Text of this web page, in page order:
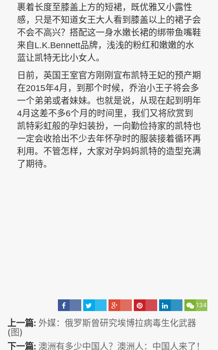
裹着长度至膝盖上方的短裙，既优雅又小露性
感，只是不知道女王大人看到膝盖以上的裙子会
不会不高兴？搭配这一身水嫩长裙的绑带鱼嘴鞋
来自L.K.Bennett品牌，浅浅的粉红和嫩嫩的水
蓝让凯特无比小女人。
日前，英国王室官方刚刚宣布凯特王妃的预产期
在2015年4月，到那个时候，乔治小王子将会多
一个弟弟或者妹妹。也就是说，从现在起到明年
4月这差不多6个月的时间里，我们又将欣赏到
凯特彩虹般的孕妇装扮，一向勤俭持家的凯特也
一定会收拾出不少去年怀孕时的服装接着循环再
利用。不管怎样，大家对孕妈妈凯特的造型充满
了期待。
134
上一篇: 外媒：俄罗斯曾研究埃博拉病毒生化武器
(图)
下一篇: 澳洲有多少中国人？澳洲人：中国人来了！